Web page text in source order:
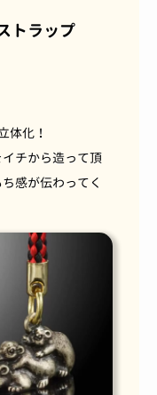
トラップ
体化！
チから造って頂
感が伝わってく